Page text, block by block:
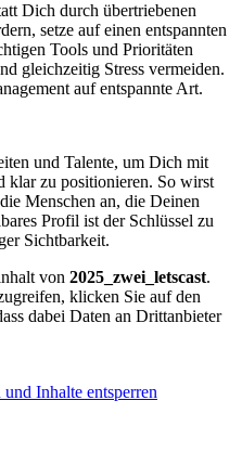
Dich durch übertriebenen
setze auf einen entspannten
Tools und Prioritäten
gleichzeitig Stress vermeiden.
auf entspannte Art.
und Talente, um Dich mit
klar zu positionieren. So wirst
Menschen an, die Deinen
Profil ist der Schlüssel zu
Sichtbarkeit.
von 2025_zwei_letscast.
klicken Sie auf den
dabei Daten an Drittanbieter
Inhalte entsperren